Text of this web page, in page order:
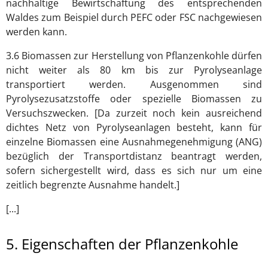
nachhaltige Bewirtschaftung des entsprechenden
Waldes zum Beispiel durch PEFC oder FSC nachgewiesen
werden kann.
3.6 Biomassen zur Herstellung von Pflanzenkohle dürfen
nicht weiter als 80 km bis zur Pyrolyseanlage
transportiert werden. Ausgenommen sind
Pyrolysezusatzstoffe oder spezielle Biomassen zu
Versuchszwecken. [Da zurzeit noch kein ausreichend
dichtes Netz von Pyrolyseanlagen besteht, kann für
einzelne Biomassen eine Ausnahmegenehmigung (ANG)
bezüglich der Transportdistanz beantragt werden,
sofern sichergestellt wird, dass es sich nur um eine
zeitlich begrenzte Ausnahme handelt.]
[...]
5. Eigenschaften der Pflanzenkohle